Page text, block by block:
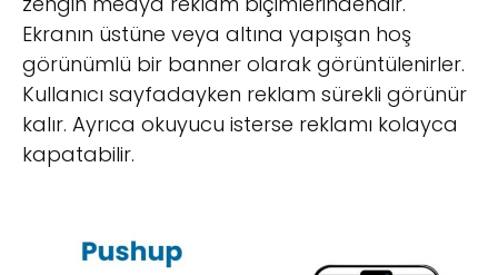
Ekranın üstüne veya altına yapışan hoş
görünümlü bir banner olarak görüntülenirler.
Kullanıcı sayfadayken reklam sürekli görünür
kalır. Ayrıca okuyucu isterse reklamı kolayca
kapatabilir.